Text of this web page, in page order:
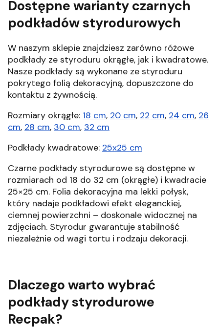
Dostępne warianty czarnych
podkładów styrodurowych
W naszym sklepie znajdziesz zarówno różowe
podkłady ze styroduru okrągłe, jak i kwadratowe.
Nasze podkłady są wykonane ze styroduru
pokrytego folią dekoracyjną, dopuszczone do
kontaktu z żywnością.
Rozmiary okrągłe: 18 cm, 20 cm, 22 cm, 24 cm, 26
cm, 28 cm, 30 cm, 32 cm
Podkłady kwadratowe: 25x25 cm
Czarne podkłady styrodurowe są dostępne w
rozmiarach od 18 do 32 cm (okrągłe) i kwadracie
25×25 cm. Folia dekoracyjna ma lekki połysk,
który nadaje podkładowi efekt eleganckiej,
ciemnej powierzchni – doskonale widocznej na
zdjęciach. Styrodur gwarantuje stabilność
niezależnie od wagi tortu i rodzaju dekoracji.
Dlaczego warto wybrać
podkłady styrodurowe
Recpak?